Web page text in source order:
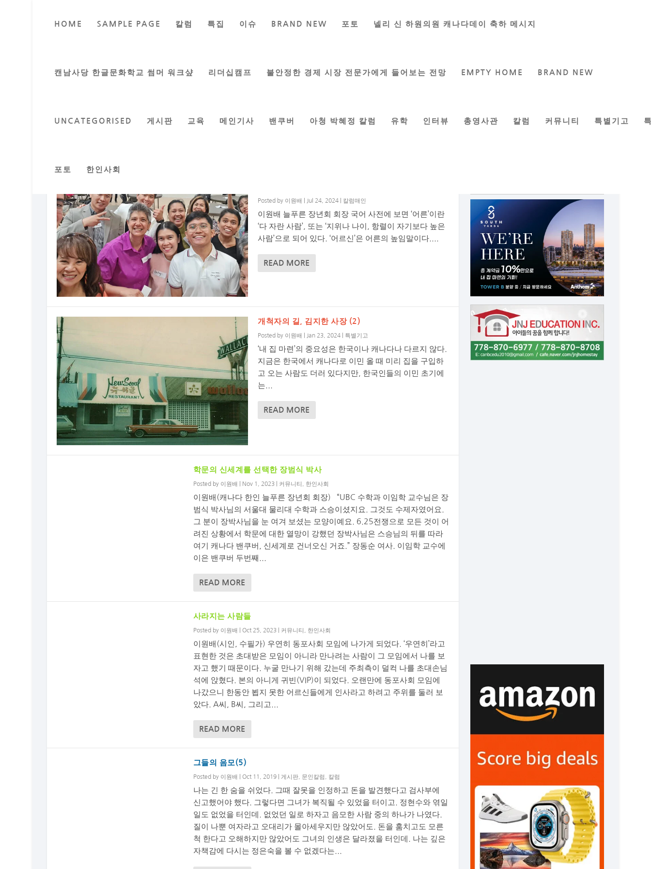
HOME SAMPLE PAGE 칼럼 특집 이슈 BRAND NEW 포토 넬리 신 하원의원 캐나다데이 축하 메시지
캔남사당 한글문화학교 썸머 워크샾 리더십캠프 불안정한 경제 시장 전문가에게 들어보는 전망 EMPTY HOME BRAND NEW
UNCATEGORISED 게시판 교육 메인기사 밴쿠버 아청 박혜정 칼럼 유학 인터뷰 총영사관 칼럼 커뮤니티 특별기고
포토 한인사회
Posted by 이원배 Jul 24, 2024 칼럼매인
이원배 늘푸른 장년회 회장 국어 사전에 보면 ‘어른’이란
‘다 자란 사람’, 또는 ‘지위나 나이, 항렬이 자기보다 높은
사람’으로 되어 있다. ‘어르신’은 어른의 높임말이다....
READ MORE
개척자의 길, 김지한 사장 (2)
Posted by 이원배 Jan 23, 2024 특별기고
‘내 집 마련’의 중요성은 한국이나 캐나다나 다르지 않다.
지금은 한국에서 캐나다로 이민 올 때 미리 집을 구입하
고 오는 사람도 더러 있다지만, 한국인들의 이민 초기에
는...
READ MORE
학문의 신세계를 선택한 장범식 박사
Posted by 이원배 Nov 1, 2023 커뮤니티 한인사회
이원배(캐나다 한인 늘푸른 장년회 회장) “UBC 수학과 이임학 교수님은 장
범식 박사님의 서울대 물리대 수학과 스승이셨지요. 그것도 수제자였어요.
그 분이 장박사님을 눈 여겨 보셨는 모양이예요. 6.25전쟁으로 모든 것이 어
려진 상황에서 학문에 대한 열망이 강했던 장박사님은 스승님의 뒤를 따라
여기 캐나다 밴쿠버, 신세계로 건너오신 거죠.” 장동순 여사. 이임학 교수에
이은 밴쿠버 두번째...
READ MORE
사라지는 사람들
Posted by 이원배 Oct 25, 2023 커뮤니티 한인사회
이원배(시인, 수필가) 우연히 동포사회 모임에 나가게 되었다. ‘우연히’라고
표현한 것은 초대받은 모임이 아니라 만나려는 사람이 그 모임에서 나를 보
자고 했기 때문이다. 누굴 만나기 위해 갔는데 주최측이 덜컥 나를 초대손님
석에 앉혔다. 본의 아니게 귀빈(VIP)이 되었다. 오랜만에 동포사회 모임에
나갔으니 한동안 뵙지 못한 어르신들에게 인사라고 하려고 주위를 둘러 보
았다. A씨, B씨, 그리고...
READ MORE
그들의 음모(5)
Posted by 이원배 Oct 11, 2019| 게시판, 문인칼럼 칼럼
나는 긴 한 숨을 쉬었다. 그때 잘못을 인정하고 돈을 발견했다고 검사부에
신고했어야 했다. 그렇다면 그녀가 복직될 수 있었을 터이고. 정현수와 엮일
일도 없었을 터인데. 없었던 일로 하자고 음모한 사람 중의 하나가 나였다.
질이 나뿐 여자라고 오대리가 몰아세우지만 않았어도. 돈을 훔치고도 모른
척 한다고 오해하지만 않았어도 그녀의 인생은 달라졌을 터인데. 나는 깊은
자책감에 다시는 정은숙을 볼 수 없겠다는...